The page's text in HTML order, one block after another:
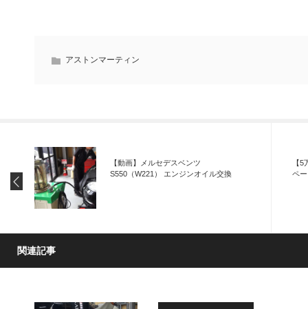
アストンマーティン
【動画】メルセデスベンツ
S550（W221） エンジンオイル交換
【
ペ
関連記事